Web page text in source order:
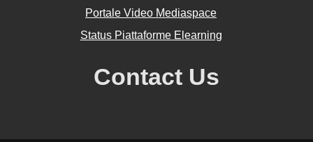
Portale Video Mediaspace
Status Piattaforme Elearning
Contact Us